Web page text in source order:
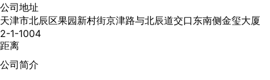
公司地址
天津市北辰区果园新村街京津路与北辰道交口东南侧金玺大厦
2-1-1004
距离
公司简介